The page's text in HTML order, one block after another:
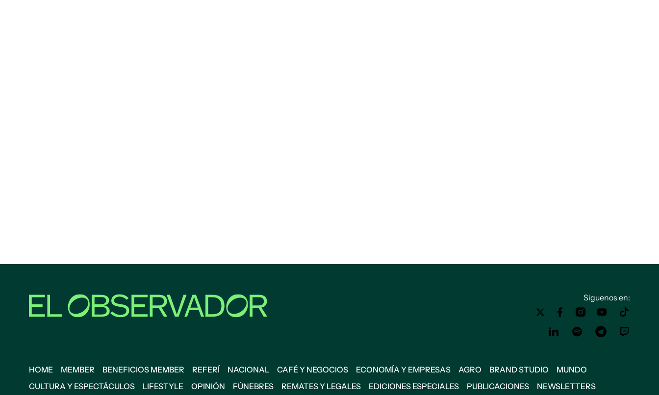
Siguenos en:
HOME MEMBER BENEFICIOS MEMBER REFERÍ NACIONAL CAFÉ Y NEGOCIOS ECONOMÍA Y EMPRESAS AGRO BRAND STUDIO
MUNDO
CULTURA Y ESPECTÁCULOS
LIFESTYLE OPINIÓN FÚNEBRES REMATES Y LEGALES EDICIONES ESPECIALES PUBLICACIONES NEWSLETTERS